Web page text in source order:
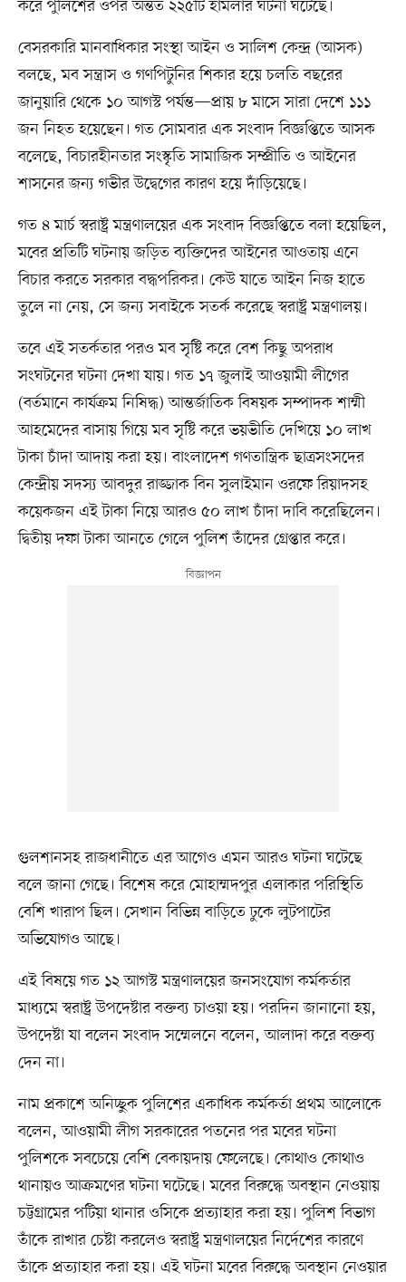
করে পুলিশের ওপর অন্তত ২২৫টি হামলার ঘটনা ঘটেছে।
বেসরকারি মানবাধিকার সংস্থা আইন ও সালিশ কেন্দ্র (আসক)
বলছে, মব সন্ত্রাস ও গণপিটুনির শিকার হয়ে চলতি বছরের
জানুয়ারি থেকে ১০ আগস্ট পর্যন্ত—প্রায় ৮ মাসে সারা দেশে ১১১
জন নিহত হয়েছেন। গত সোমবার এক সংবাদ বিজ্ঞপ্তিতে আসক
বলেছে, বিচারহীনতার সংস্কৃতি সামাজিক সম্প্রীতি ও আইনের
শাসনের জন্য গভীর উদ্বেগের কারণ হয়ে দাঁড়িয়েছে।
গত ৪ মার্চ স্বরাষ্ট্র মন্ত্রণালয়ের এক সংবাদ বিজ্ঞপ্তিতে বলা হয়েছিল,
মবের প্রতিটি ঘটনায় জড়িত ব্যক্তিদের আইনের আওতায় এনে
বিচার করতে সরকার বদ্ধপরিকর। কেউ যাতে আইন নিজ হাতে
তুলে না নেয়, সে জন্য সবাইকে সতর্ক করেছে স্বরাষ্ট্র মন্ত্রণালয়।
তবে এই সতর্কতার পরও মব সৃষ্টি করে বেশ কিছু অপরাধ
সংঘটনের ঘটনা দেখা যায়। গত ১৭ জুলাই আওয়ামী লীগের
(বর্তমানে কার্যক্রম নিষিদ্ধ) আন্তর্জাতিক বিষয়ক সম্পাদক শাম্মী
আহমেদের বাসায় গিয়ে মব সৃষ্টি করে ভয়ভীতি দেখিয়ে ১০ লাখ
টাকা চাঁদা আদায় করা হয়। বাংলাদেশ গণতান্ত্রিক ছাত্রসংসদের
কেন্দ্রীয় সদস্য আবদুর রাজ্জাক বিন সুলাইমান ওরফে রিয়াদসহ
কয়েকজন এই টাকা নিয়ে আরও ৫০ লাখ চাঁদা দাবি করেছিলেন।
দ্বিতীয় দফা টাকা আনতে গেলে পুলিশ তাঁদের গ্রেপ্তার করে।
গুলশানসহ রাজধানীতে এর আগেও এমন আরও ঘটনা ঘটেছে
বলে জানা গেছে। বিশেষ করে মোহাম্মদপুর এলাকার পরিস্থিতি
বেশি খারাপ ছিল। সেখান বিভিন্ন বাড়িতে ঢুকে লুটপাটের
অভিযোগও আছে।
এই বিষয়ে গত ১২ আগস্ট মন্ত্রণালয়ের জনসংযোগ কর্মকর্তার
মাধ্যমে স্বরাষ্ট্র উপদেষ্টার বক্তব্য চাওয়া হয়। পরদিন জানানো হয়,
উপদেষ্টা যা বলেন সংবাদ সম্মেলনে বলেন, আলাদা করে বক্তব্য
দেন না।
নাম প্রকাশে অনিচ্ছুক পুলিশের একাধিক কর্মকর্তা প্রথম আলোকে
বলেন, আওয়ামী লীগ সরকারের পতনের পর মবের ঘটনা
পুলিশকে সবচেয়ে বেশি বেকায়দায় ফেলেছে। কোথাও কোথাও
থানায়ও আক্রমণের ঘটনা ঘটেছে। মবের বিরুদ্ধে অবস্থান নেওয়ায়
চট্টগ্রামের পটিয়া থানার ওসিকে প্রত্যাহার করা হয়। পুলিশ বিভাগ
তাঁকে রাখার চেষ্টা করলেও স্বরাষ্ট্র মন্ত্রণালয়ের নির্দেশের কারণে
তাঁকে প্রত্যাহার করা হয়। এই ঘটনা মবের বিরুদ্ধে অবস্থান নেওয়ার